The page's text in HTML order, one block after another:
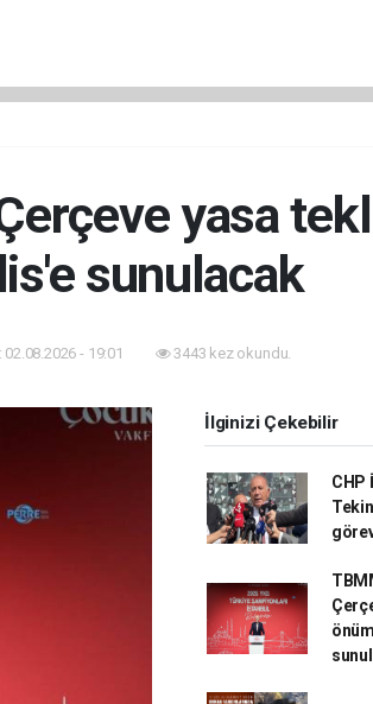
yasa
sunulacak
- 19:01 3443 kez okundu.
İlginizi Çekebilir
CHP